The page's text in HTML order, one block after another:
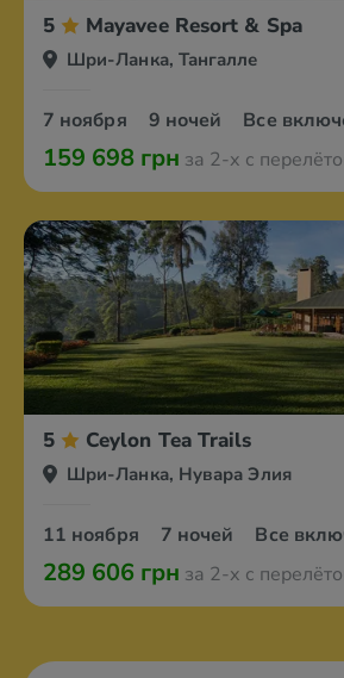
5 Mayavee Resort & Spa
Шри-Ланка, Тангалле
7 ноября 9 ночей Все
159 698 грн за 2-х с
5 Ceylon Tea Trails
Шри-Ланка, Нувара Элия
11 ноября 7 ночей Все
289 606 грн за 2-х с